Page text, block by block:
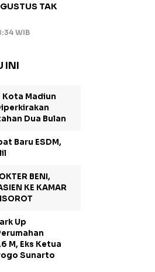
TAK
WIB
INI
Kota Madiun
Dua Bulan
Baru ESDM,
BENI,
KE KAMAR
Up
M, Eks Ketua
Sunarto